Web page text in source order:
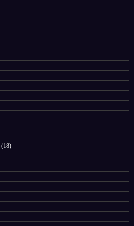
(18)